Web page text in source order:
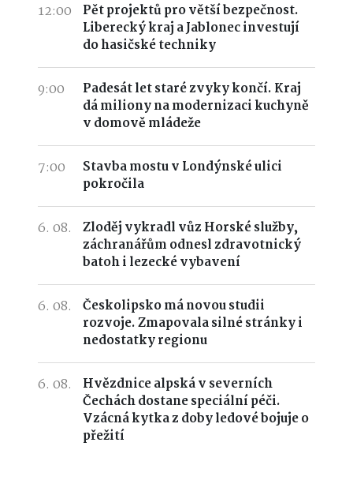
12:00
Pět projektů pro větší bezpečnost.
Liberecký kraj a Jablonec investují
do hasičské techniky
9:00
Padesát let staré zvyky končí. Kraj
dá miliony na modernizaci kuchyně
v domově mládeže
7:00
Stavba mostu v Londýnské ulici
pokročila
6. 08.
Zloděj vykradl vůz Horské služby,
záchranářům odnesl zdravotnický
batoh i lezecké vybavení
6. 08.
Českolipsko má novou studii
rozvoje. Zmapovala silné stránky i
nedostatky regionu
6. 08.
Hvězdnice alpská v severních
Čechách dostane speciální péči.
Vzácná kytka z doby ledové bojuje o
přežití